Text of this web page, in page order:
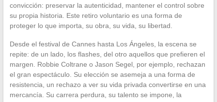
convicción: preservar la autenticidad, mantener el control sobre
su propia historia. Este retiro voluntario es una forma de
proteger lo que importa, su obra, su vida, su libertad.
Desde el festival de Cannes hasta Los Ángeles, la escena se
repite: de un lado, los flashes, del otro aquellos que prefieren el
margen. Robbie Coltrane o Jason Segel, por ejemplo, rechazan
el gran espectáculo. Su elección se asemeja a una forma de
resistencia, un rechazo a ver su vida privada convertirse en una
mercancía. Su carrera perdura, su talento se impone, la